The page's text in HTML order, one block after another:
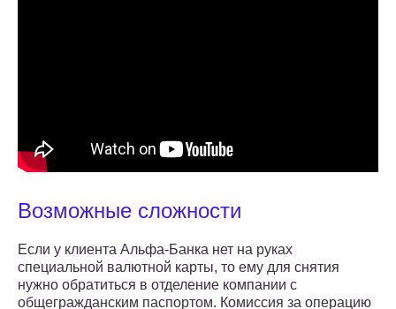
Возможные сложности
Если у клиента Альфа-Банка нет на руках
специальной валютной карты, то ему для снятия
нужно обратиться в отделение компании с
общегражданским паспортом. Комиссия за операцию